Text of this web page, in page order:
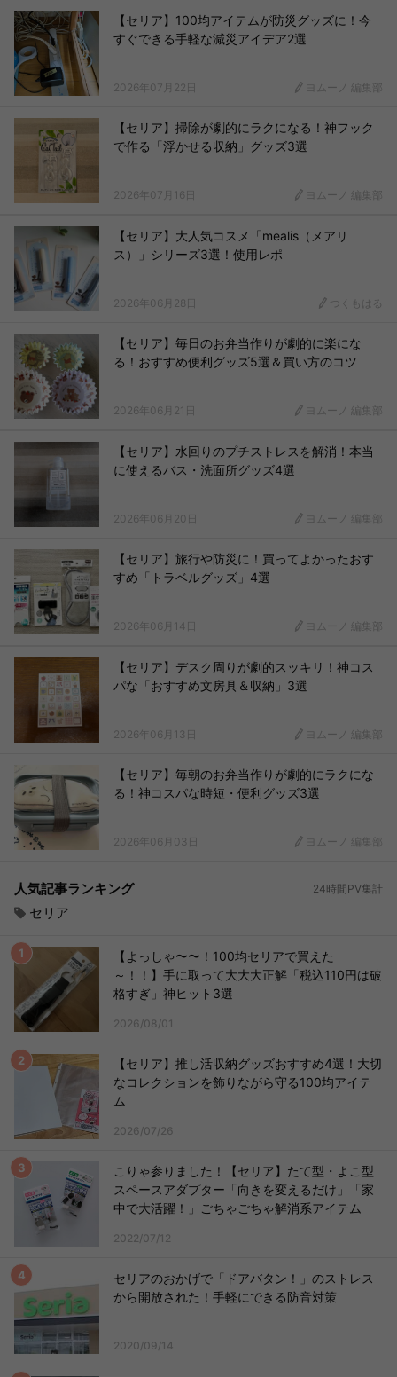
【セリア】100均アイテムが防災グッズに！今
すぐできる手軽な減災アイデア2選
2026年07月22日 ヨムーノ 編集部
【セリア】掃除が劇的にラクになる！神フック
で作る「浮かせる収納」グッズ3選
2026年07月16日 ヨムーノ 編集部
【セリア】大人気コスメ「mealis（メアリ
ス）」シリーズ3選！使用レポ
2026年06月28日 つくもはる
【セリア】毎日のお弁当作りが劇的に楽にな
る！おすすめ便利グッズ5選＆買い方のコツ
2026年06月21日 ヨムーノ 編集部
【セリア】水回りのプチストレスを解消！本当
に使えるバス・洗面所グッズ4選
2026年06月20日 ヨムーノ 編集部
【セリア】旅行や防災に！買ってよかったおす
すめ「トラベルグッズ」4選
2026年06月14日 ヨムーノ 編集部
【セリア】デスク周りが劇的スッキリ！神コス
パな「おすすめ文房具＆収納」3選
2026年06月13日 ヨムーノ 編集部
【セリア】毎朝のお弁当作りが劇的にラクにな
る！神コスパな時短・便利グッズ3選
2026年06月03日 ヨムーノ 編集部
人気記事ランキング 24時間PV集計
セリア
【よっしゃ〜〜！100均セリアで買えた
～！！】手に取って大大大正解「税込110円は破
格すぎ」神ヒット3選
2026/08/01
【セリア】推し活収納グッズおすすめ4選！大切
なコレクションを飾りながら守る100均アイテ
ム
2026/07/26
こりゃ参りました！【セリア】たて型・よこ型
スペースアダプター「向きを変えるだけ」「家
中で大活躍！」ごちゃごちゃ解消系アイテム
2022/07/12
セリアのおかげで「ドアバタン！」のストレス
から開放された！手軽にできる防音対策
2020/09/14